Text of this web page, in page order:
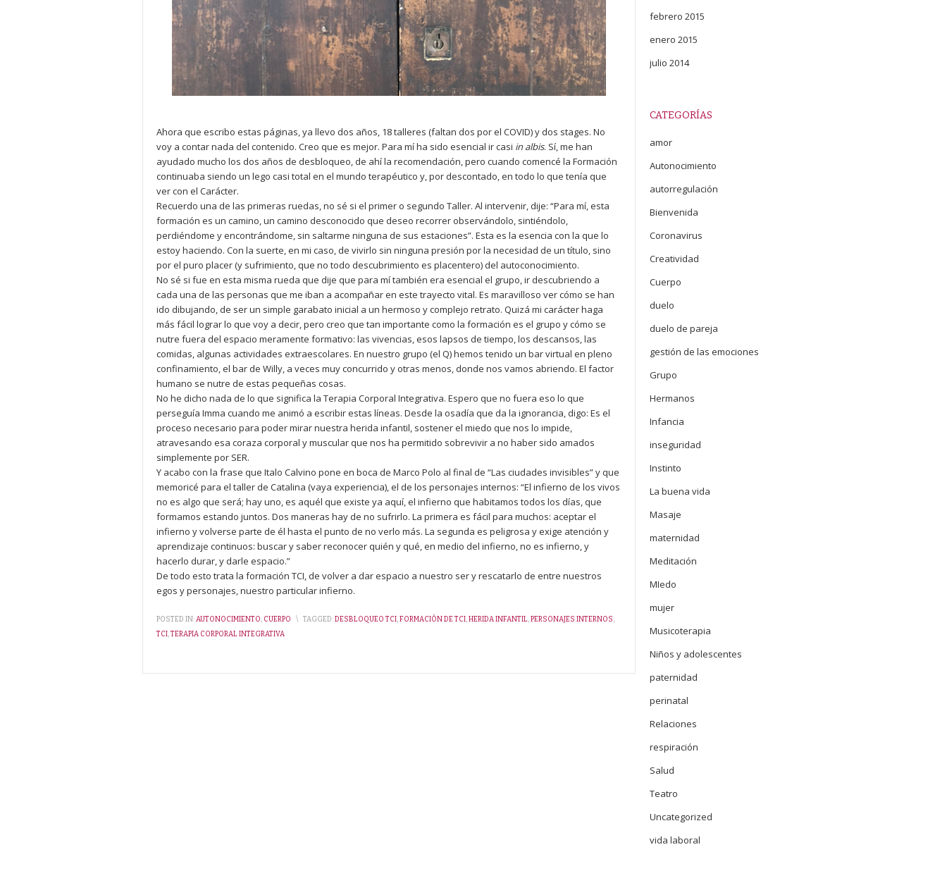
Ahora que escribo estas páginas, ya llevo dos años, 18 talleres (faltan dos por el COVID) y dos stages. No
voy a contar nada del contenido. Creo que es mejor. Para mí ha sido esencial ir casi in albis. Sí, me han
ayudado mucho los dos años de desbloqueo, de ahí la recomendación, pero cuando comencé la Formación
continuaba siendo un lego casi total en el mundo terapéutico y, por descontado, en todo lo que tenía que
ver con el Carácter.
Recuerdo una de las primeras ruedas, no sé si el primer o segundo Taller. Al intervenir, dije: “Para mí, esta
formación es un camino, un camino desconocido que deseo recorrer observándolo, sintiéndolo,
perdiéndome y encontrándome, sin saltarme ninguna de sus estaciones”. Esta es la esencia con la que lo
estoy haciendo. Con la suerte, en mi caso, de vivirlo sin ninguna presión por la necesidad de un título, sino
por el puro placer (y sufrimiento, que no todo descubrimiento es placentero) del autoconocimiento.
No sé si fue en esta misma rueda que dije que para mí también era esencial el grupo, ir descubriendo a
cada una de las personas que me iban a acompañar en este trayecto vital. Es maravilloso ver cómo se han
ido dibujando, de ser un simple garabato inicial a un hermoso y complejo retrato. Quizá mi carácter haga
más fácil lograr lo que voy a decir, pero creo que tan importante como la formación es el grupo y cómo se
nutre fuera del espacio meramente formativo: las vivencias, esos lapsos de tiempo, los descansos, las
comidas, algunas actividades extraescolares. En nuestro grupo (el Q) hemos tenido un bar virtual en pleno
confinamiento, el bar de Willy, a veces muy concurrido y otras menos, donde nos vamos abriendo. El factor
humano se nutre de estas pequeñas cosas.
No he dicho nada de lo que significa la Terapia Corporal Integrativa. Espero que no fuera eso lo que
perseguía Imma cuando me animó a escribir estas líneas. Desde la osadía que da la ignorancia, digo: Es el
proceso necesario para poder mirar nuestra herida infantil, sostener el miedo que nos lo impide,
atravesando esa coraza corporal y muscular que nos ha permitido sobrevivir a no haber sido amados
simplemente por SER.
Y acabo con la frase que Italo Calvino pone en boca de Marco Polo al final de “Las ciudades invisibles” y que
memoricé para el taller de Catalina (vaya experiencia), el de los personajes internos: “El infierno de los vivos
no es algo que será; hay uno, es aquél que existe ya aquí, el infierno que habitamos todos los días, que
formamos estando juntos. Dos maneras hay de no sufrirlo. La primera es fácil para muchos: aceptar el
infierno y volverse parte de él hasta el punto de no verlo más. La segunda es peligrosa y exige atención y
aprendizaje continuos: buscar y saber reconocer quién y qué, en medio del infierno, no es infierno, y
hacerlo durar, y darle espacio.”
De todo esto trata la formación TCI, de volver a dar espacio a nuestro ser y rescatarlo de entre nuestros
egos y personajes, nuestro particular infierno.
POSTED IN:AUTONOCIMIENTO, CUERPO \ TAGGED:DESBLOQUEO TCI,FORMACIÓN DE TCI,HERIDA INFANTIL,PERSONAJES INTERNOS,
TCI,TERAPIA CORPORAL INTEGRATIVA
febrero 2015
enero 2015
julio 2014
CATEGORÍAS
amor
Autonocimiento
autorregulación
Bienvenida
Coronavirus
Creatividad
Cuerpo
duelo
duelo de pareja
gestión de las emociones
Grupo
Hermanos
Infancia
inseguridad
Instinto
La buena vida
Masaje
maternidad
Meditación
MIedo
mujer
Musicoterapia
Niños y adolescentes
paternidad
perinatal
Relaciones
respiración
Salud
Teatro
Uncategorized
vida laboral